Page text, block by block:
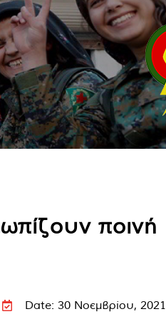
ποινή
Date: 30 Νοεμβρίου, 2021